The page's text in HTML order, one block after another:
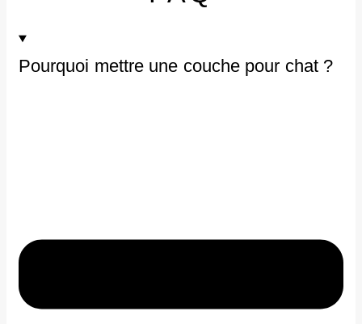
Pourquoi mettre une couche pour chat ?